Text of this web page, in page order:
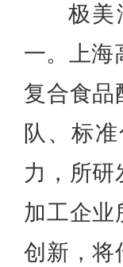
极美
一。上海
复合食品
队、标
力，所研
加工企业
创新，将